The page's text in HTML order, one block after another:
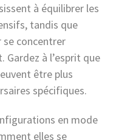
à équilibrer les
tandis que
se concentrer
Gardez à l’esprit que
être plus
spécifiques.
en mode
elles se